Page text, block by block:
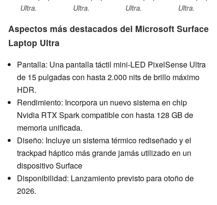
Ultra.
Ultra.
Ultra.
Ultra.
Aspectos más destacados del Microsoft Surface
Laptop Ultra
Pantalla: Una pantalla táctil mini-LED PixelSense Ultra
de 15 pulgadas con hasta 2.000 nits de brillo máximo
HDR.
Rendimiento: Incorpora un nuevo sistema en chip
Nvidia RTX Spark compatible con hasta 128 GB de
memoria unificada.
Diseño: Incluye un sistema térmico rediseñado y el
trackpad háptico más grande jamás utilizado en un
dispositivo Surface
Disponibilidad: Lanzamiento previsto para otoño de
2026.